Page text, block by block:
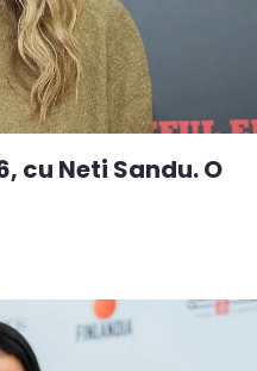
cu Neti Sandu. O